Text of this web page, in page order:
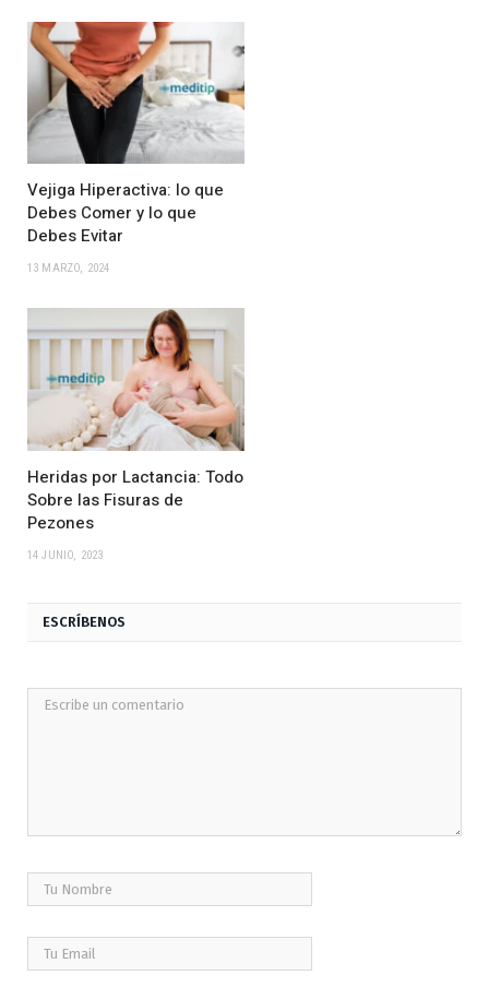
Vejiga Hiperactiva: lo que
Debes Comer y lo que
Debes Evitar
13 MARZO, 2024
Heridas por Lactancia: Todo
Sobre las Fisuras de
Pezones
14 JUNIO, 2023
ESCRÍBENOS